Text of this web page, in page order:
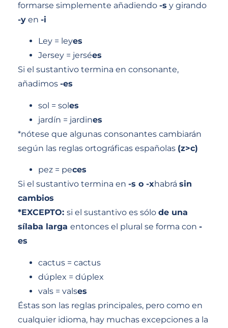
formarse simplemente añadiendo -s y girando
-y en -i
Ley = leyes
Jersey = jersées
Si el sustantivo termina en consonante,
añadimos -es
sol = soles
jardín = jardines
*nótese que algunas consonantes cambiarán
según las reglas ortográficas españolas (z>c)
pez = peces
Si el sustantivo termina en -s o -xhabrá sin
cambios
*EXCEPTO: si el sustantivo es sólo de una
sílaba larga entonces el plural se forma con -
es
cactus = cactus
dúplex = dúplex
vals = valses
Éstas son las reglas principales, pero como en
cualquier idioma, hay muchas excepciones a la